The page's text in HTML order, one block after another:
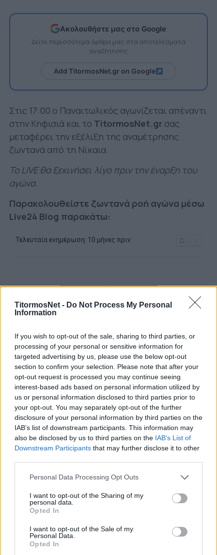
TitormosNet - Do Not Process My Personal
Information
If you wish to opt-out of the sale, sharing to third parties, or
processing of your personal or sensitive information for
targeted advertising by us, please use the below opt-out
section to confirm your selection. Please note that after your
opt-out request is processed you may continue seeing
interest-based ads based on personal information utilized by
us or personal information disclosed to third parties prior to
your opt-out. You may separately opt-out of the further
disclosure of your personal information by third parties on the
IAB’s list of downstream participants. This information may
also be disclosed by us to third parties on the IAB’s List of
Downstream Participants that may further disclose it to other
Personal Data Processing Opt Outs
I want to opt-out of the Sharing of my
personal data.
Opted In
I want to opt-out of the Sale of my
Personal Data.
Opted In
Ακολουθήστε μας στο Google
Δείτε περισσότερα άρθρα μας στα αποτελέσματα
αναζήτησης
Add TitormosNet.gr on Google
Στις 17:00 ο Παναιτωλικός αγωνίζεται απέναντι
στην Κηφισιά και το TitormosNet.grσας
μεταφέρει την εξέλιξη της αναμέτρησης
ζωντανά από τη Νίκαια.
Το LIVE θα ξεκινήσει λίγο πριν την έναρξη του
αγώνα.
Παρακολουθείστε ζωντανά ροή αγώνα μέσω
Live24 Blog παρακάτω: